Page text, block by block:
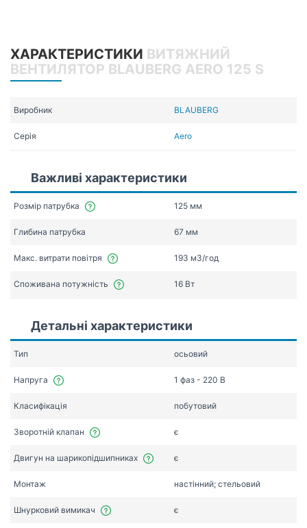
ХАРАКТЕРИСТИКИ ВИТЯЖНИЙ
ВЕНТИЛЯТОР BLAUBERG AERO 125 S
Виробник BLAUBERG
Серія Aero
Важливі характеристики
Розмір патрубка 125 мм
Глибина патрубка 67 мм
Макс. витрати повітря 193 мЗ/год
Споживана потужність 16 Вт
Детальні характеристики
Тип осьовий
Напруга 1 фаз - 220 В
Класифікація побутовий
Зворотній клапан є
Двигун на шарикопідшипниках є
Монтаж настінний; стельовий
Шнурковий вимикач є